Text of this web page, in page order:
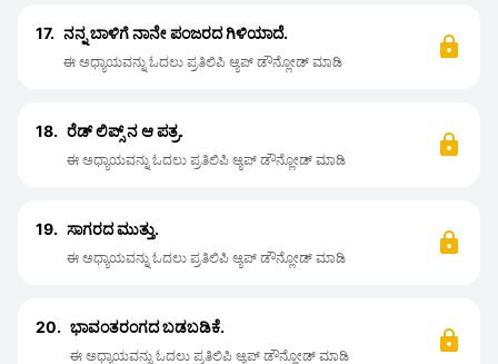
17. ನನ್ನ ಬಾಳಿಗೆ ನಾನೇ ಪಂಜರದ ಗಿಳಿಯಾದೆ.
ಈ ಅಧ್ಯಾಯವನ್ನು ಓದಲು ಪ್ರತಿಲಿಪಿ ಆ್ಯಪ್ ಡೌನ್ಲೋಡ್ ಮಾಡಿ
18. ರೆಡ್ ಲಿಪ್ಸ್ ನ ಆ ಪತ್ರ.
ಈ ಅಧ್ಯಾಯವನ್ನು ಓದಲು ಪ್ರತಿಲಿಪಿ ಆ್ಯಪ್ ಡೌನ್ಲೋಡ್ ಮಾಡಿ
19. ಸಾಗರದ ಮುತ್ತು.
ಈ ಅಧ್ಯಾಯವನ್ನು ಓದಲು ಪ್ರತಿಲಿಪಿ ಆ್ಯಪ್ ಡೌನ್ಲೋಡ್ ಮಾಡಿ
20. ಭಾವಂತರಂಗದ ಬಡಬಡಿಕೆ.
ಈ ಅಧ್ಯಾಯವನ್ನು ಓದಲು ಪ್ರತಿಲಿಪಿ ಆ್ಯಪ್ ಡೌನ್ಲೋಡ್ ಮಾಡಿ